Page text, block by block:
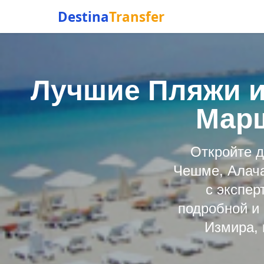
DestinaTransfer
Лучшие Пляжи
Откройте
Чешме,
с
подробной
Измира,